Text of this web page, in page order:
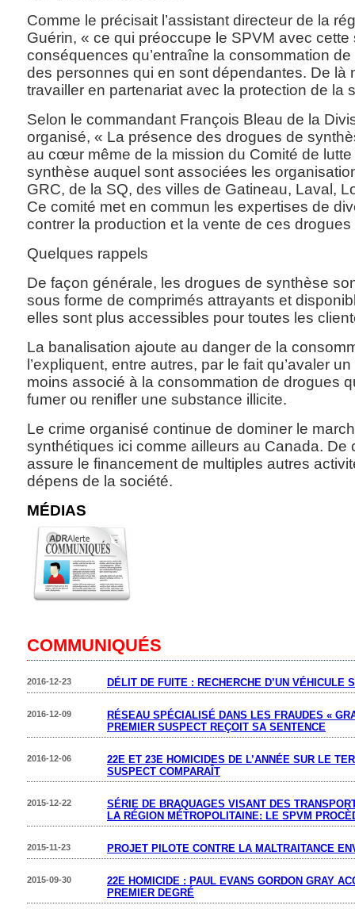
Comme le précisait l’assistant directeur de la
Guérin, « ce qui préoccupe le SPVM avec cette
conséquences qu’entraîne la consommation
des personnes qui en sont dépendantes. De là
travailler en partenariat avec la protection de la
Selon le commandant François Bleau de la
organisé, « La présence des drogues de
au cœur même de la mission du Comité de
synthèse auquel sont associées les
GRC, de la SQ, des villes de Gatineau, Laval,
Ce comité met en commun les expertises de
contrer la production et la vente de ces
Quelques rappels
De façon générale, les drogues de synthèse
sous forme de comprimés attrayants et
elles sont plus accessibles pour toutes les
La banalisation ajoute au danger de la
l’expliquent, entre autres, par le fait qu’avaler
moins associé à la consommation de drogues
fumer ou renifler une substance illicite.
Le crime organisé continue de dominer le
synthétiques ici comme ailleurs au Canada. De
assure le financement de multiples autres
dépens de la société.
MÉDIAS
COMMUNIQUÉS
DÉLIT DE FUITE : RECHERCHE D’UN VÉHICULE
2016-12-23
RÉSEAU SPÉCIALISÉ DANS LES FRAUDES «
PREMIER SUSPECT REÇOIT SA SENTENCE
2016-12-09
22E ET 23E HOMICIDES DE L’ANNÉE SUR LE
SUSPECT COMPARAÎT
2016-12-06
SÉRIE DE BRAQUAGES VISANT DES
LA RÉGION MÉTROPOLITAINE: LE SPVM
2015-12-22
PROJET PILOTE CONTRE LA MALTRAITANCE
2015-11-23
22E HOMICIDE : PAUL EVANS GORDON GRAY
PREMIER DEGRÉ
2015-09-30